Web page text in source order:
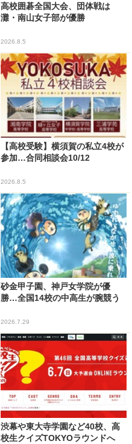
高校囲碁全国大会、団体戦は
灘・南山女子部が優勝
2026.8.5
【高校受験】横須賀の私立4校が
参加…合同相談会10/12
2026.8.5
砂金甲子園、神戸女学院が優
勝…全国14校の中高生が腕競う
2026.7.29
渋幕や東大寺学園など40校、高
校生クイズTOKYOラウンドへ